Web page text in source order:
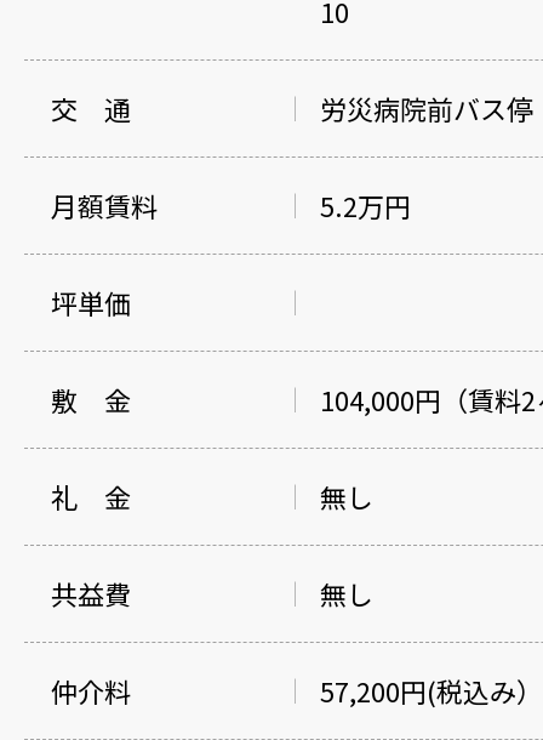
10
交 通 労災病院前バス
月額賃料 5.2万円
坪単価
敷 金 104,000円（賃料
礼 金 無し
共益費 無し
仲介料 57,200円(税込み）